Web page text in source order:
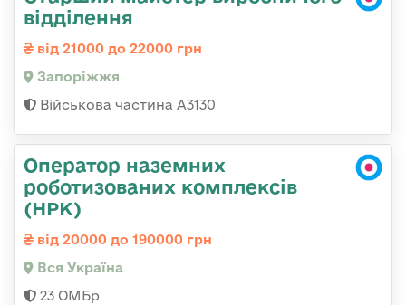
відділення
від 21000 до 22000 грн
Запоріжжя
Військова частина А3130
Оператор наземних
роботизованих комплексів
(НРК)
від 20000 до 190000 грн
Вся Україна
23 ОМБр